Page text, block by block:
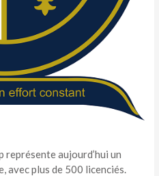
représente aujourd’hui un
avec plus de 500 licenciés.